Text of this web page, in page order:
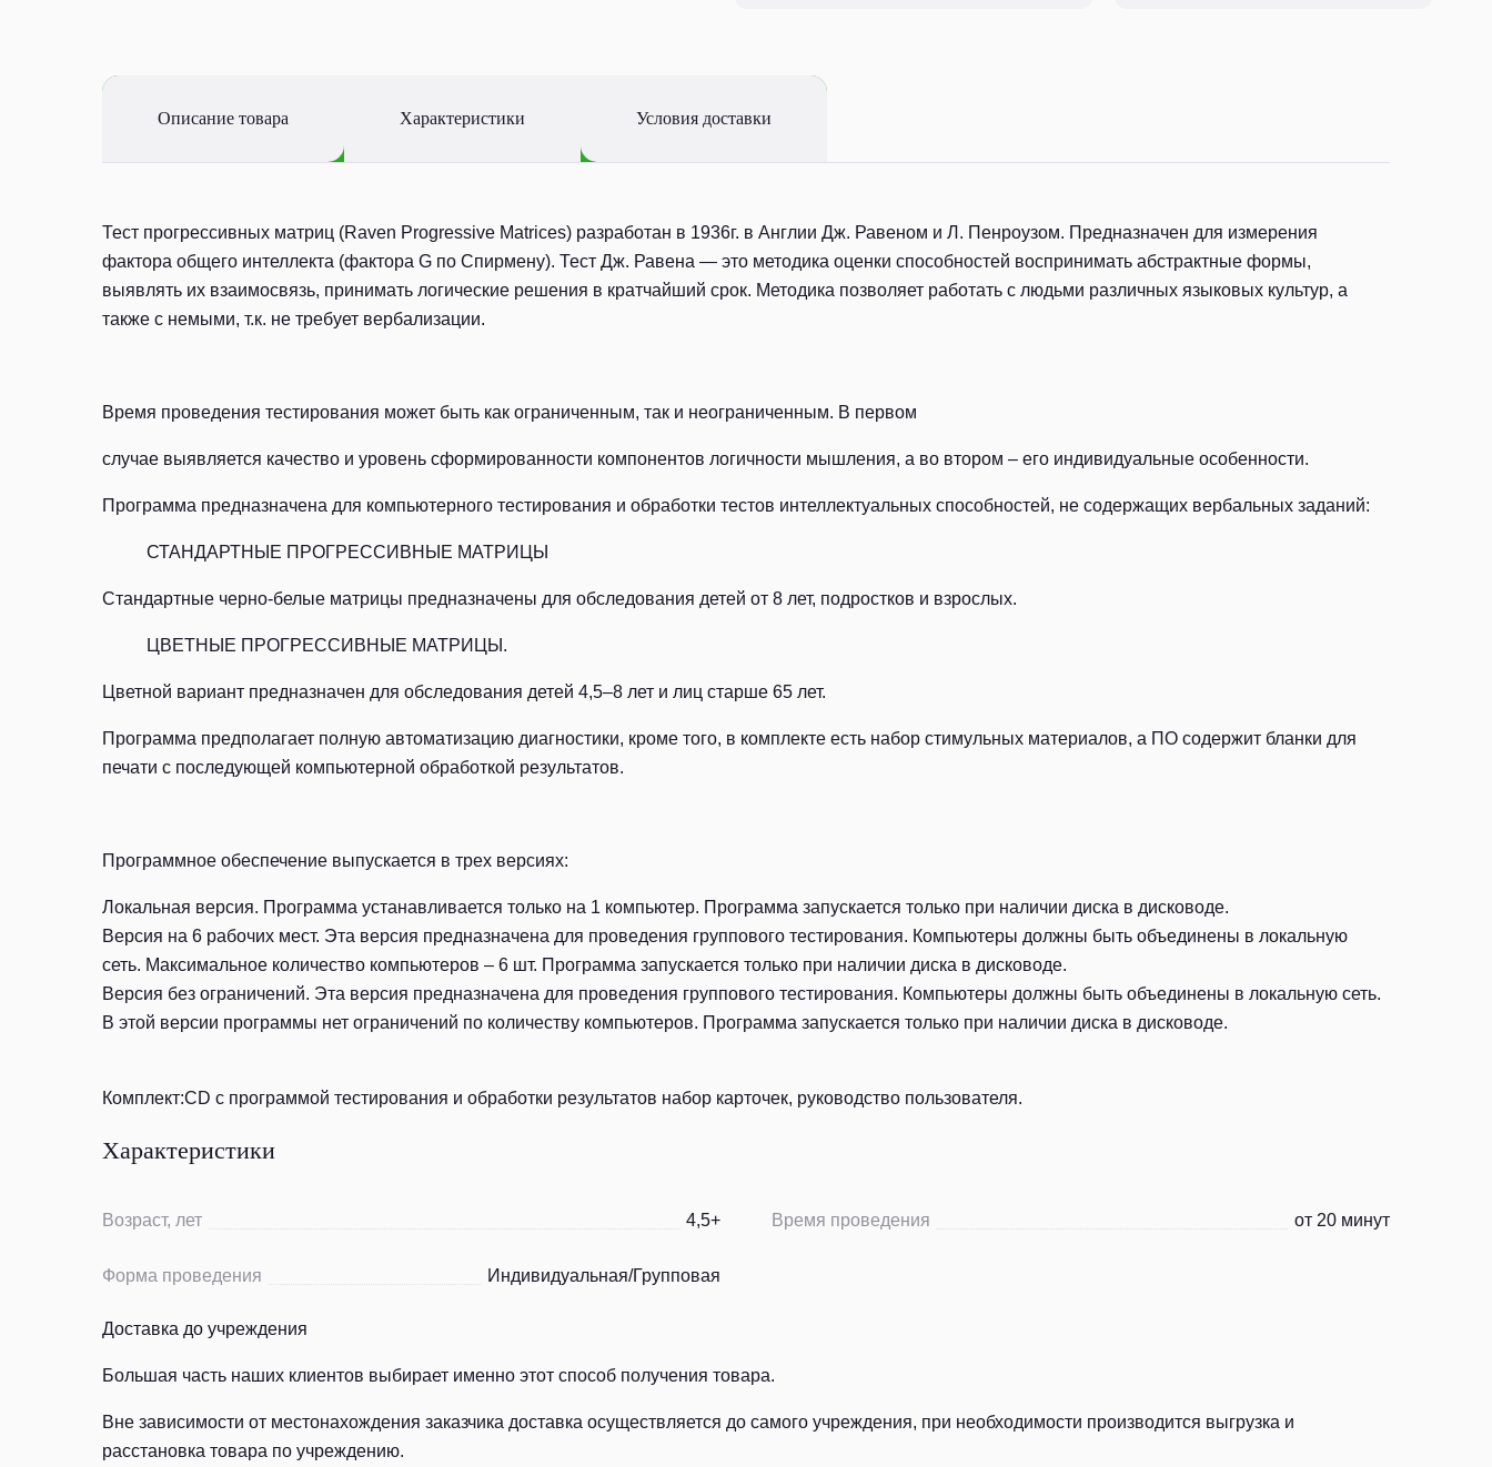
Описание товара Характеристики Условия доставки
Тест прогрессивных матриц (Raven Progressive Matrices) разработан в 1936г. в Англии Дж. Равеном и Л. Пенроузом. Предназначен для измерения
фактора общего интеллекта (фактора G по Спирмену). Тест Дж. Равена — это методика оценки способностей воспринимать абстрактные формы,
выявлять их взаимосвязь, принимать логические решения в кратчайший срок. Методика позволяет работать с людьми различных языковых культур, а
также с немыми, т.к. не требует вербализации.
Время проведения тестирования может быть как ограниченным, так и неограниченным. В первом
случае выявляется качество и уровень сформированности компонентов логичности мышления, а во втором – его индивидуальные особенности.
Программа предназначена для компьютерного тестирования и обработки тестов интеллектуальных способностей, не содержащих вербальных заданий:
СТАНДАРТНЫЕ ПРОГРЕССИВНЫЕ МАТРИЦЫ
Стандартные черно-белые матрицы предназначены для обследования детей от 8 лет, подростков и взрослых.
ЦВЕТНЫЕ ПРОГРЕССИВНЫЕ МАТРИЦЫ.
Цветной вариант предназначен для обследования детей 4,5–8 лет и лиц старше 65 лет.
Программа предполагает полную автоматизацию диагностики, кроме того, в комплекте есть набор стимульных материалов, а ПО содержит бланки для
печати с последующей компьютерной обработкой результатов.
Программное обеспечение выпускается в трех версиях:
Локальная версия. Программа устанавливается только на 1 компьютер. Программа запускается только при наличии диска в дисководе.
Версия на 6 рабочих мест. Эта версия предназначена для проведения группового тестирования. Компьютеры должны быть объединены в локальную
сеть. Максимальное количество компьютеров – 6 шт. Программа запускается только при наличии диска в дисководе.
Версия без ограничений. Эта версия предназначена для проведения группового тестирования. Компьютеры должны быть объединены в локальную сеть.
В этой версии программы нет ограничений по количеству компьютеров. Программа запускается только при наличии диска в дисководе.
Комплект:СD с программой тестирования и обработки результатов набор карточек, руководство пользователя.
Характеристики
Возраст, лет 4,5+
Форма проведения Индивидуальная/Групповая
Время проведения от 20 минут
Доставка до учреждения
Большая часть наших клиентов выбирает именно этот способ получения товара.
Вне зависимости от местонахождения заказчика доставка осуществляется до самого учреждения, при необходимости производится выгрузка и
расстановка товара по учреждению.